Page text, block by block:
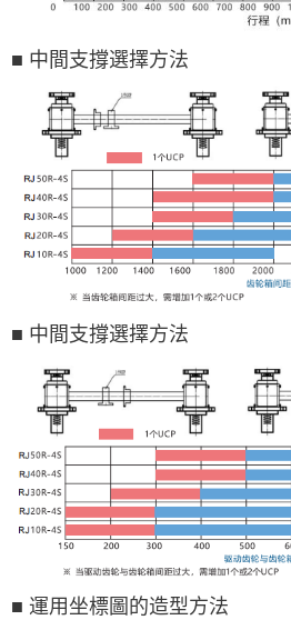
■ 中間支撐選擇方法
■ 中間支撐選擇方法
■ 運用坐標圖的造型方法